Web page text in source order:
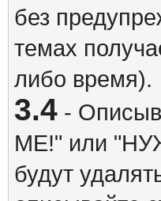
без
темах
либо время).
3.4-
ME!" или
будут